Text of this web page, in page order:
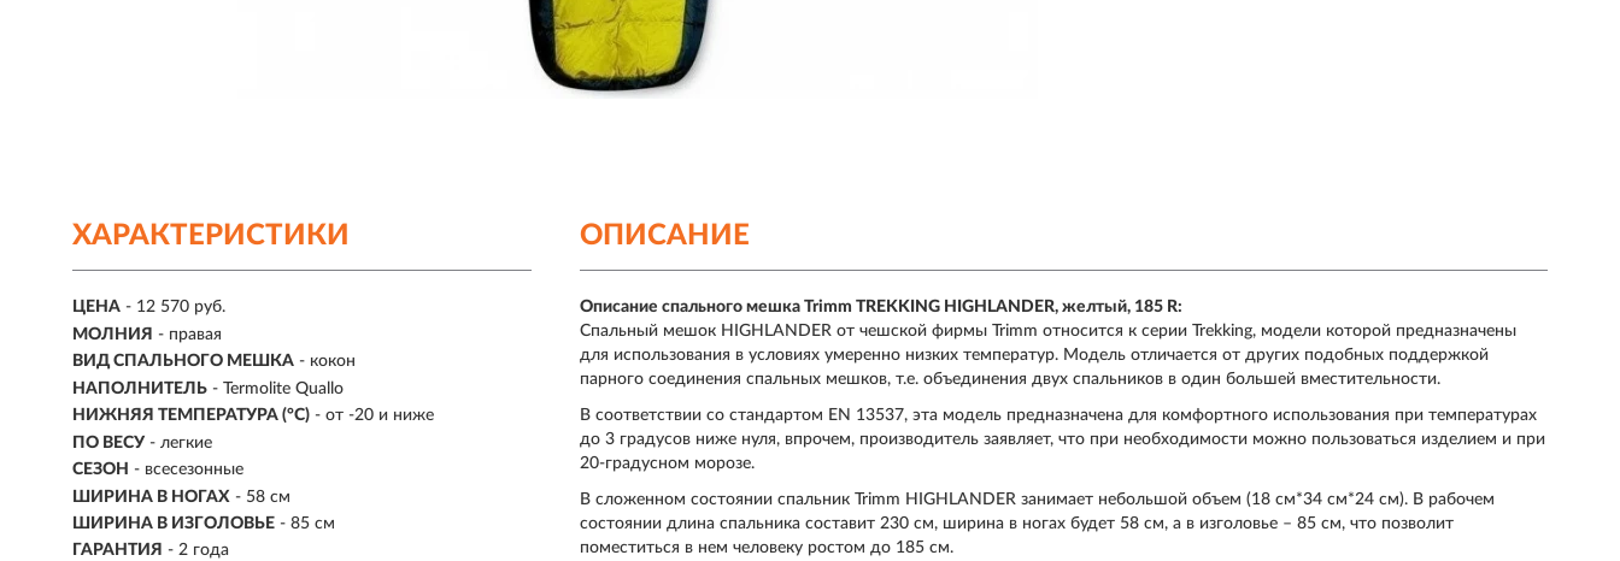
ХАРАКТЕРИСТИКИ
ЦЕНА - 12 570 руб.
МОЛНИЯ - правая
ВИД СПАЛЬНОГО МЕШКА - кокон
НАПОЛНИТЕЛЬ - Termolite Quallo
НИЖНЯЯ ТЕМПЕРАТУРА (°С) - от -20 и ниже
ПО ВЕСУ - легкие
СЕЗОН - всесезонные
ШИРИНА В НОГАХ - 58 см
ШИРИНА В ИЗГОЛОВЬЕ - 85 см
ГАРАНТИЯ - 2 года
ОПИСАНИЕ
Описание спального мешка TrimmTREKKING HIGHLANDER, желтый, 185 R:
Спальный мешок HIGHLANDER от чешской фирмы Trimm относится к серии Trekking, модели которой предназначены
для использования в условиях умеренно низких температур. Модель отличается от других подобных поддержкой
парного соединения спальных мешков, т.е. объединения двух спальников в один большей вместительности.
В соответствии со стандартом EN 13537, эта модель предназначена для комфортного использования при температурах
до 3 градусов ниже нуля, впрочем, производитель заявляет, что при необходимости можно пользоваться изделием и при
20-градусном морозе.
В сложенном состоянии спальник Trimm HIGHLANDER занимает небольшой объем (18 см*34 см*24 см). В рабочем
состоянии длина спальника составит 230 см, ширина в ногах будет 58 см, а в изголовье – 85 см, что позволит
поместиться в нем человеку ростом до 185 см.